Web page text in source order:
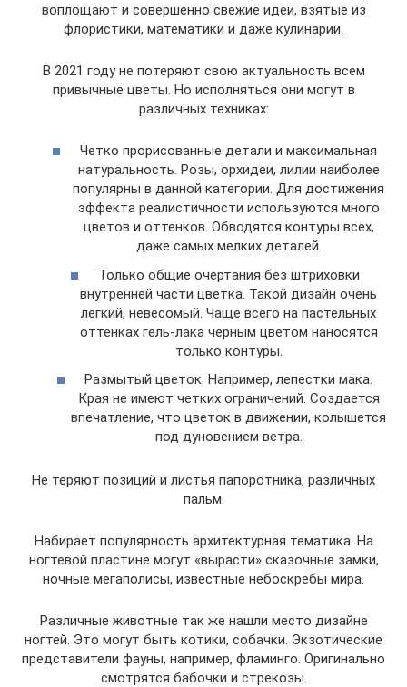
воплощают и совершенно свежие идеи, взятые из
флористики, математики и даже кулинарии.
В 2021 году не потеряют свою актуальность всем
привычные цветы. Но исполняться они могут в
различных техниках:
Четко прорисованные детали и максимальная
натуральность. Розы, орхидеи, лилии наиболее
популярны в данной категории. Для достижения
эффекта реалистичности используются много
цветов и оттенков. Обводятся контуры всех,
даже самых мелких деталей.
Только общие очертания без штриховки
внутренней части цветка. Такой дизайн очень
легкий, невесомый. Чаще всего на пастельных
оттенках гель-лака черным цветом наносятся
только контуры.
Размытый цветок. Например, лепестки мака.
Края не имеют четких ограничений. Создается
впечатление, что цветок в движении, колышется
под дуновением ветра.
Не теряют позиций и листья папоротника, различных
пальм.
Набирает популярность архитектурная тематика. На
ногтевой пластине могут «вырасти» сказочные замки,
ночные мегаполисы, известные небоскребы мира.
Различные животные так же нашли место дизайне
ногтей. Это могут быть котики, собачки. Экзотические
представители фауны, например, фламинго. Оригинально
смотрятся бабочки и стрекозы.